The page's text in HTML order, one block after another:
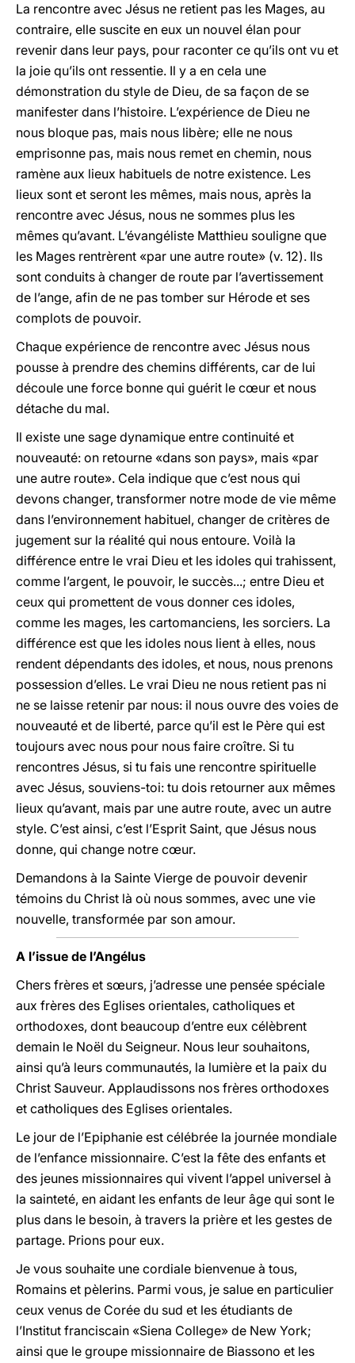
La rencontre avec Jésus ne retient pas les Mages, au
contraire, elle suscite en eux un nouvel élan pour
revenir dans leur pays, pour raconter ce qu’ils ont vu et
la joie qu’ils ont ressentie. Il y a en cela une
démonstration du style de Dieu, de sa façon de se
manifester dans l’histoire. L’expérience de Dieu ne
nous bloque pas, mais nous libère; elle ne nous
emprisonne pas, mais nous remet en chemin, nous
ramène aux lieux habituels de notre existence. Les
lieux sont et seront les mêmes, mais nous, après la
rencontre avec Jésus, nous ne sommes plus les
mêmes qu’avant. L’évangéliste Matthieu souligne que
les Mages rentrèrent «par une autre route» (v. 12). Ils
sont conduits à changer de route par l’avertissement
de l’ange, afin de ne pas tomber sur Hérode et ses
complots de pouvoir.
Chaque expérience de rencontre avec Jésus nous
pousse à prendre des chemins différents, car de lui
découle une force bonne qui guérit le cœur et nous
détache du mal.
Il existe une sage dynamique entre continuité et
nouveauté: on retourne «dans son pays», mais «par
une autre route». Cela indique que c’est nous qui
devons changer, transformer notre mode de vie même
dans l’environnement habituel, changer de critères de
jugement sur la réalité qui nous entoure. Voilà la
différence entre le vrai Dieu et les idoles qui trahissent,
comme l’argent, le pouvoir, le succès...; entre Dieu et
ceux qui promettent de vous donner ces idoles,
comme les mages, les cartomanciens, les sorciers. La
différence est que les idoles nous lient à elles, nous
rendent dépendants des idoles, et nous, nous prenons
possession d’elles. Le vrai Dieu ne nous retient pas ni
ne se laisse retenir par nous: il nous ouvre des voies de
nouveauté et de liberté, parce qu’il est le Père qui est
toujours avec nous pour nous faire croître. Si tu
rencontres Jésus, si tu fais une rencontre spirituelle
avec Jésus, souviens-toi: tu dois retourner aux mêmes
lieux qu’avant, mais par une autre route, avec un autre
style. C’est ainsi, c’est l’Esprit Saint, que Jésus nous
donne, qui change notre cœur.
Demandons à la Sainte Vierge de pouvoir devenir
témoins du Christ là où nous sommes, avec une vie
nouvelle, transformée par son amour.
A l’issue de l’Angélus
Chers frères et sœurs, j’adresse une pensée spéciale
aux frères des Eglises orientales, catholiques et
orthodoxes, dont beaucoup d’entre eux célèbrent
demain le Noël du Seigneur. Nous leur souhaitons,
ainsi qu’à leurs communautés, la lumière et la paix du
Christ Sauveur. Applaudissons nos frères orthodoxes
et catholiques des Eglises orientales.
Le jour de l’Epiphanie est célébrée la journée mondiale
de l’enfance missionnaire. C’est la fête des enfants et
des jeunes missionnaires qui vivent l’appel universel à
la sainteté, en aidant les enfants de leur âge qui sont le
plus dans le besoin, à travers la prière et les gestes de
partage. Prions pour eux.
Je vous souhaite une cordiale bienvenue à tous,
Romains et pèlerins. Parmi vous, je salue en particulier
ceux venus de Corée du sud et les étudiants de
l’Institut franciscain «Siena College» de New York;
ainsi que le groupe missionnaire de Biassono et les